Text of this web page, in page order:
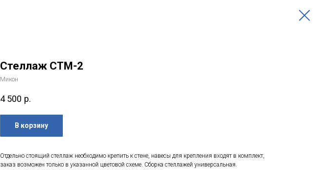
Стеллаж СТМ-2
Микон
4 500 р.
В корзину
Отдельно стоящий стеллаж необходимо крепить к стене, навесы для крепления входят в комплект,
заказ возможен только в указанной цветовой схеме. Сборка стеллажей универсальная.